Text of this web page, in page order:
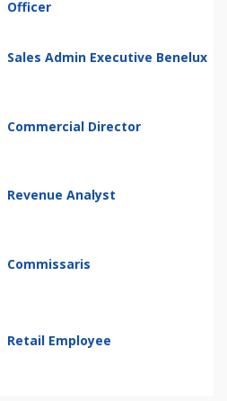
Officer
Sales Admin Executive Benelux
Commercial Director
Revenue Analyst
Commissaris
Retail Employee